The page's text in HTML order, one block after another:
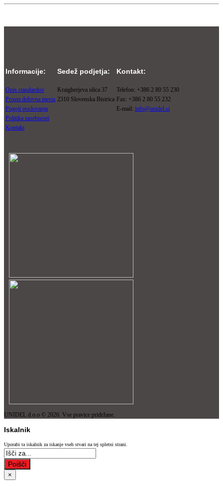
Informacije: Sedež podjetja: Kontakt:
Opis standardov Kraigherjeva ulica 37
Telefon: +386 2 80 55 230
Prosta delovna mesta 2310 Slovenska Bistrica Fax: +386 2 80 55 232
Pogoji poslovanja
E-mail: info@unidel.si
Politika zasebnosti
Kontakt
UNIDEL d.o.o © 2026. Vse pravice pridržane.
Iskalnik
Uporabi ta iskalnik za iskanje vseh stvari na tej spletni strani.
Poišči
×